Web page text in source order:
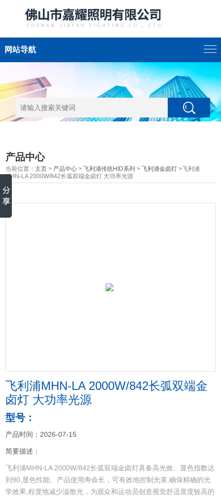
网站导航
产品中心
当前位置： 主页 > 产品中心 >飞利浦传统HID系列 >飞利浦金卤灯 >飞利浦
MHN-LA 2000W/842长弧双端金卤灯 大功率光源
飞利浦MHN-LA 2000W/842长弧双端金
卤灯 大功率光源
型号：
产品时间：2026-07-15
简要描述：
飞利浦MHN-LA 2000W/842长弧双端金卤灯具备高光效、显色指数达
到90,显色性能、产品使用寿命长，可有效地控制光束,确保精确的光
学效果,程度地减少溢散光，为观众和运动员创造视觉舒适度度较高的